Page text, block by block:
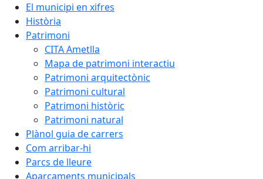
El municipi en xifres
Història
Patrimoni
CITA Ametlla
Mapa de patrimoni interactiu
Patrimoni arquitectònic
Patrimoni cultural
Patrimoni històric
Patrimoni natural
Plànol guia de carrers
Com arribar-hi
Parcs de lleure
Aparcaments municipals